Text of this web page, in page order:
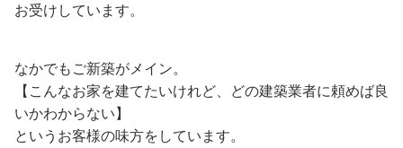
お受けしています。
なかでもご新築がメイン。
【こんなお家を建てたいけれど、どの建築業者に頼めば良
いかわからない】
というお客様の味方をしています。